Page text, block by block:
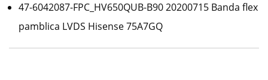
47-6042087-FPC_HV650QUB-B90 20200715 Banda flex
pamblica LVDS Hisense 75A7GQ